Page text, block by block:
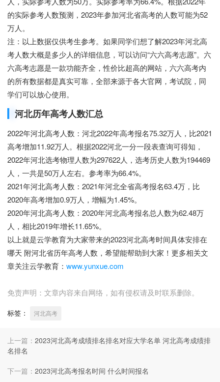
的实际参考人数预测，2023年参加河北省高考的人数可能为52
万人。
注：以上数据仅供考生参考。如果同学们想了解2023年河北高
考人数大概是多少人的详细信息，可以访问“六六高考志愿”。六
六高考志愿是一款功能齐全，性价比超高的网站，六六高考内
的所有数据都是真实可靠，全部来源于各大官网，考试院，同
学们可以放心使用。
河北历年高考人数汇总
2022年河北高考人数：河北2022年高考报名75.32万人，比2021
高考增加11.92万人。根据2022河北一分一段表查询可得知，
2022年河北选考物理人数为297622人，选考历史人数为194469
人，一共是50万人左右。参考率为66.4%。
2021年河北高考人数：2021年河北全省高考报名63.4万，比
2020年高考增加0.9万人，增幅为1.45%。
2020年河北高考人数：2020年河北高考报名总人数为62.48万
人，相比2019年增长11.65%。
以上就是云学教育为大家带来的2023河北高考时间具体安排在
哪天 附河北省历年高考人数，希望能帮助到大家！更多相关文
章关注云学教育： www.yunxue.com
免责声明：文章内容来自网络，如有侵权请及时联系删除。
标签： 河北高考
上一篇： 2023河北高考成绩排名排名对应大学名单 河北高考成绩排
名排名
下一篇： 2023河北高考报名时间 什么时间报名